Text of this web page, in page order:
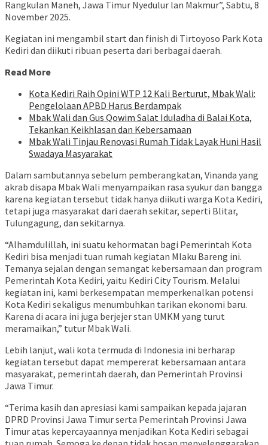
Rangkulan Maneh, Jawa Timur Nyedulur lan Makmur”, Sabtu, 8
November 2025.
Kegiatan ini mengambil start dan finish di Tirtoyoso Park Kota
Kediri dan diikuti ribuan peserta dari berbagai daerah.
Read More
Kota Kediri Raih Opini WTP 12 Kali Berturut, Mbak Wali:
Pengelolaan APBD Harus Berdampak
Mbak Wali dan Gus Qowim Salat Iduladha di Balai Kota,
Tekankan Keikhlasan dan Kebersamaan
Mbak Wali Tinjau Renovasi Rumah Tidak Layak Huni Hasil
Swadaya Masyarakat
Dalam sambutannya sebelum pemberangkatan, Vinanda yang
akrab disapa Mbak Wali menyampaikan rasa syukur dan bangga
karena kegiatan tersebut tidak hanya diikuti warga Kota Kediri,
tetapi juga masyarakat dari daerah sekitar, seperti Blitar,
Tulungagung, dan sekitarnya.
“Alhamdulillah, ini suatu kehormatan bagi Pemerintah Kota
Kediri bisa menjadi tuan rumah kegiatan Mlaku Bareng ini.
Temanya sejalan dengan semangat kebersamaan dan program
Pemerintah Kota Kediri, yaitu Kediri City Tourism. Melalui
kegiatan ini, kami berkesempatan memperkenalkan potensi
Kota Kediri sekaligus menumbuhkan tarikan ekonomi baru.
Karena di acara ini juga berjejer stan UMKM yang turut
meramaikan,” tutur Mbak Wali.
Lebih lanjut, wali kota termuda di Indonesia ini berharap
kegiatan tersebut dapat mempererat kebersamaan antara
masyarakat, pemerintah daerah, dan Pemerintah Provinsi
Jawa Timur.
“Terima kasih dan apresiasi kami sampaikan kepada jajaran
DPRD Provinsi Jawa Timur serta Pemerintah Provinsi Jawa
Timur atas kepercayaannya menjadikan Kota Kediri sebagai